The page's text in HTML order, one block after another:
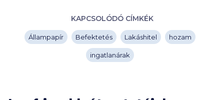
KAPCSOLÓDÓ CÍMKÉK
Állampapír Befektetés Lakáshitel hozam
ingatlanárak